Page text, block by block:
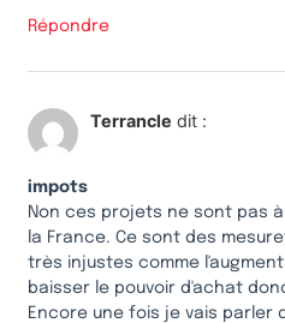
Répondre
Terrancle dit :
impots
Non ces projets ne sont pas
la France. Ce sont des
très injustes comme
baisser le pouvoir d'achat
Encore une fois je vais parler